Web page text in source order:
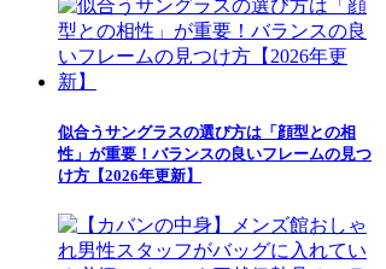
似合うサングラスの選び方は「顔型との相
性」が重要！バランスの良いフレームの見つ
け方【2026年更新】